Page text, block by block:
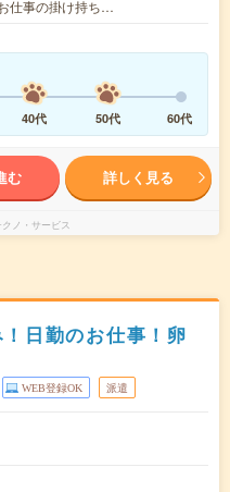
仕事の掛け持ち…
40代 50代 60代
む 詳しく見る
ノ・サービス
日勤のお仕事！卵
WEB登録OK 派遣